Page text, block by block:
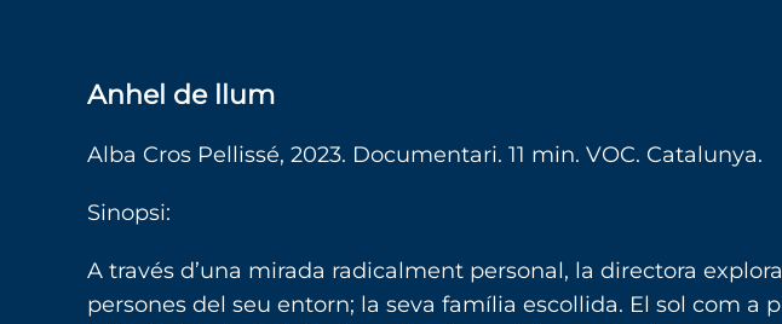
Anhel de llum
Alba Cros Pellissé, 2023. Documentari. 11 min. VOC. Catalunya.
Sinopsi:
A través d’una mirada radicalment personal, la directora
persones del seu entorn; la seva família escollida. El sol com